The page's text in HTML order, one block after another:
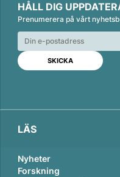
n
k
e
d
n
c
e
b
o
o
k
a
i
l
HÅLL DIG
Prenumerera på vårt
LÄS
Nyheter
Forskning